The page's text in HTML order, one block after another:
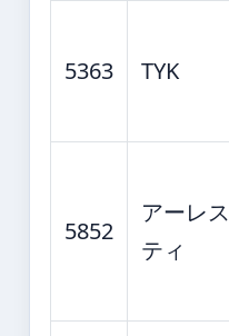
5363 TYK
5852
アーレス
ティ